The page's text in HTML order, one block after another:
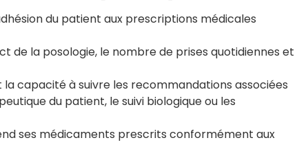
du patient aux prescriptions médicales
de la posologie, le nombre de prises quotidiennes et
capacité à suivre les recommandations associées
du patient, le suivi biologique ou les
ses médicaments prescrits conformément aux